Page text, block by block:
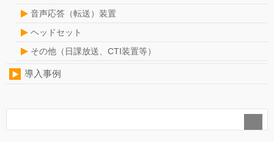
音声応答（転送）装置
ヘッドセット
その他（日課放送、CTI装置等）
導入事例